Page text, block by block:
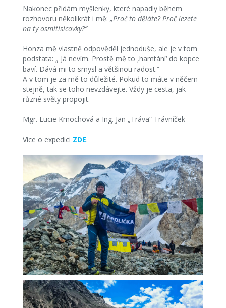
Nakonec přidám myšlenky, které napadly během
rozhovoru několikrát i mě: „Proč to děláte? Proč lezete
na ty osmitisícovky?“
Honza mě vlastně odpověděl jednoduše, ale je v tom
podstata: „ Já nevím. Prostě mě to ,hamtání‘ do kopce
baví. Dává mi to smysl a většinou radost.“
A v tom je za mě to důležité. Pokud to máte v něčem
stejně, tak se toho nevzdávejte. Vždy je cesta, jak
různé světy propojit.
Mgr. Lucie Kmochová a Ing. Jan „Tráva“ Trávníček
Více o expedici ZDE.